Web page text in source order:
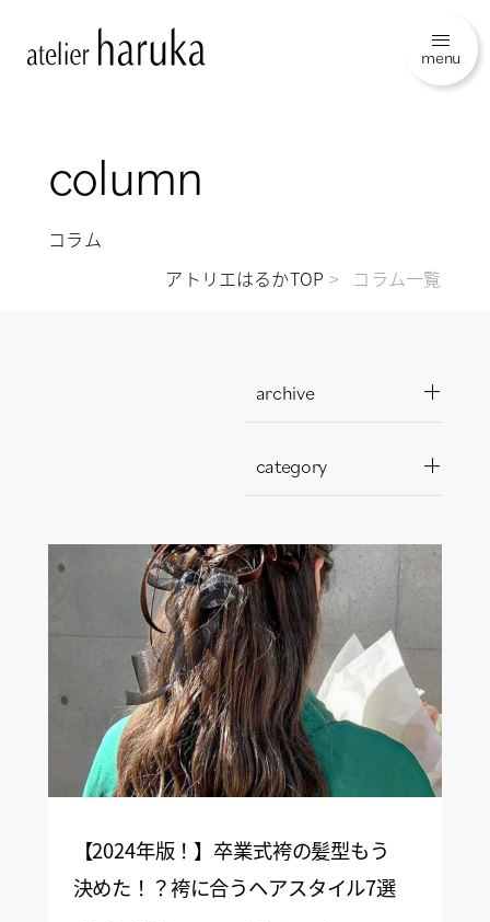
menu
column
コラム
アトリエはるかTOP
コラム一覧
archive
category
【2024年版！】卒業式袴の髪型もう
決めた！？袴に合うヘアスタイル7選